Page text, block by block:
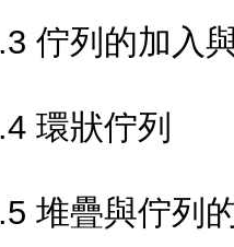
佇列的加入
環狀佇列
堆疊與佇列